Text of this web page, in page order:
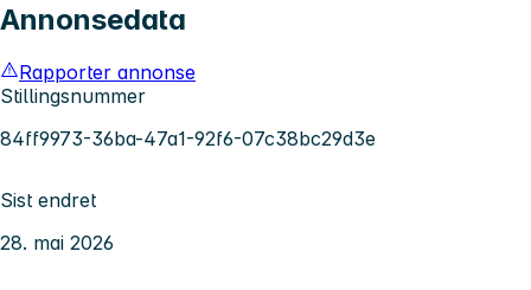
Annonsedata
Rapporter annonse
Stillingsnummer
84ff9973-36ba-47a1-92f6-07c38bc29d3e
Sist endret
28. mai 2026